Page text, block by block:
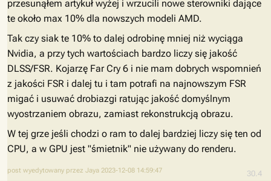
30.4
przesunąłem artykuł wyżej i wrzucili nowe sterowniki dające
te około max 10% dla nowszych modeli AMD.
Tak czy siak te 10% to dalej odrobinę mniej niż wyciąga
Nvidia, a przy tych wartościach bardzo liczy się jakość
DLSS/FSR. Kojarzę Far Cry 6 i nie mam dobrych wspomnień
z jakości FSR i dalej tu i tam potrafi na najnowszym FSR
migać i usuwać drobiazgi ratując jakość domyślnym
wyostrzaniem obrazu, zamiast rekonstrukcją obrazu.
W tej grze jeśli chodzi o ram to dalej bardziej liczy się ten od
CPU, a w GPU jest "śmietnik" nie używany do renderu.
post wyedytowany przez Jaya 2023-12-08 14:59:47